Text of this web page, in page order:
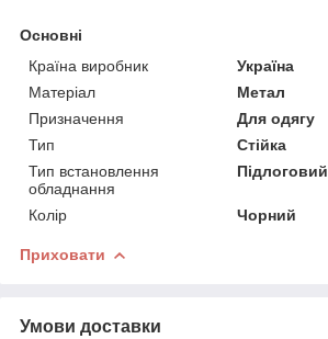
Основні
Країна виробник
Україна
Матеріал
Метал
Призначення
Для одягу
Тип
Стійка
Тип встановлення
обладнання
Підлоговий
Колір Чорний
Приховати
Умови доставки